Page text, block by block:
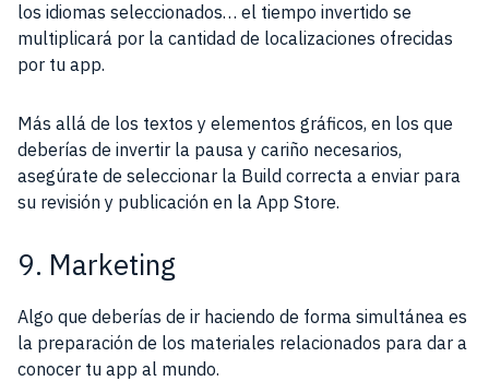
los idiomas seleccionados… el tiempo invertido se
multiplicará por la cantidad de localizaciones ofrecidas
por tu app.
Más allá de los textos y elementos gráficos, en los que
deberías de invertir la pausa y cariño necesarios,
asegúrate de seleccionar la Build correcta a enviar para
su revisión y publicación en la App Store.
9. Marketing
Algo que deberías de ir haciendo de forma simultánea es
la preparación de los materiales relacionados para dar a
conocer tu app al mundo.